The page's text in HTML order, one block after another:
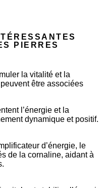
PIERRES
la vitalité et la
être associées
l’énergie et la
dynamique et positif.
d’énergie, le
de la cornaline, aidant à